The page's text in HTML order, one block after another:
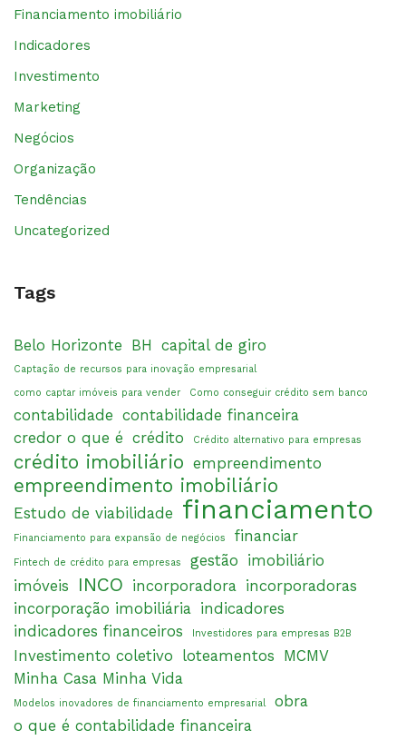
Financiamento imobiliário
Indicadores
Investimento
Marketing
Negócios
Organização
Tendências
Uncategorized
Tags
Belo Horizonte BH capital de giro
Captação de recursos para inovação empresarial
como captar imóveis para vender
Como conseguir crédito sem banco
contabilidade contabilidade financeira
credor o que é crédito Crédito alternativo para empresas
crédito imobiliário empreendimento
empreendimento imobiliário
Estudo de viabilidade financiamento
Financiamento para expansão de negócios financiar
Fintech de crédito para empresas gestão imobiliário
imóveis
INCO incorporadora incorporadoras
incorporação imobiliária indicadores
indicadores financeiros
Investidores para empresas B2B
Investimento coletivo loteamentos MCMV
Minha Casa Minha Vida
Modelos inovadores de financiamento empresarial
obra
o que é contabilidade financeira